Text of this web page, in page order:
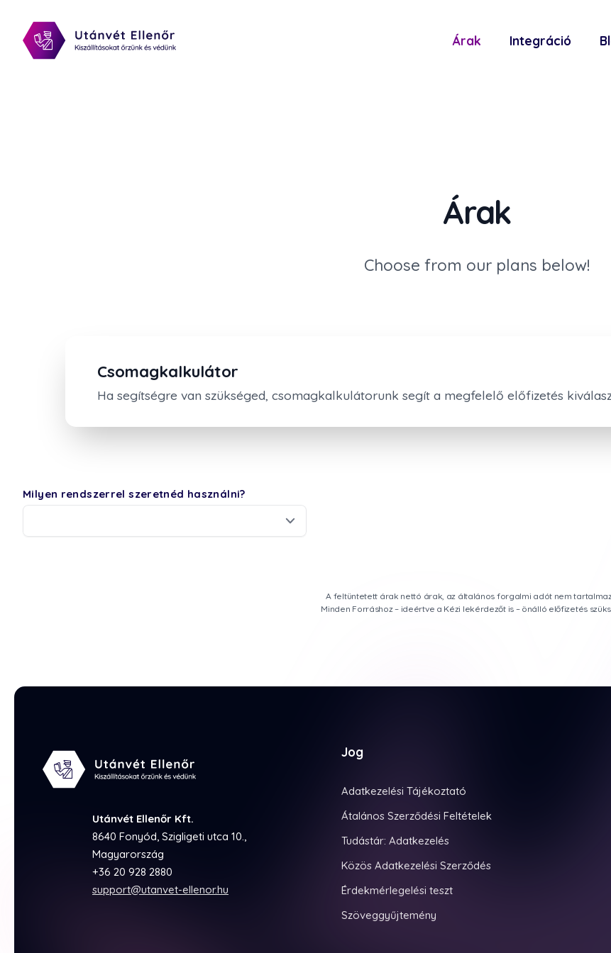
Árak Integráció
Árak
Choose from our plans below!
Csomagkalkulátor
Ha segítségre van szükséged, csomagkalkulátorunk segít a megfelelő előfizetés
Milyen rendszerrel szeretnéd használni?
A feltüntetett árak nettó árak, az általános forgalmi adót nem
Minden Forráshoz – ideértve a Kézi lekérdezőt is – önálló előfizetés
Utánvét Ellenőr Kft.
8640 Fonyód, Szigligeti utca 10.,
Magyarország
+36 20 928 2880
support@utanvet-ellenor.hu
Jog
Adatkezelési Tájékoztató
Átalános Szerződési Feltételek
Tudástár: Adatkezelés
Közös Adatkezelési Szerződés
Érdekmérlegelési teszt
Szöveggyűjtemény